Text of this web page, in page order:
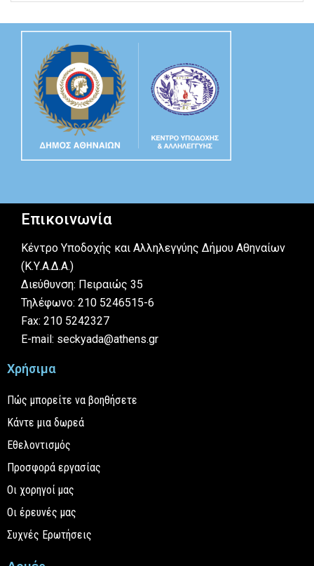
Επικοινωνία
Κέντρο Υποδοχής και Αλληλεγγύης Δήμου Αθηναίων
(Κ.Υ.Α.Δ.Α.)
Διεύθυνση: Πειραιώς 35
Τηλέφωνο: 210 5246515-6
Fax: 210 5242327
E-mail: seckyada@athens.gr
Χρήσιμα
Πώς μπορείτε να βοηθήσετε
Κάντε μια δωρεά
Εθελοντισμός
Προσφορά εργασίας
Οι χορηγοί μας
Οι έρευνές μας
Συχνές Ερωτήσεις